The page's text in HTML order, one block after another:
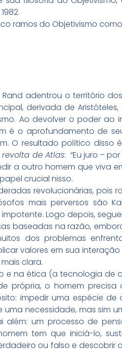
ramos do Objetivismo
adentrou o território
derivada de
Ao devolver o poder ao
é o aprofundamento de
O resultado político disso
revolta de Atlas: “Eu juro –
a outro homem que viva
crucial nisso.
revolucionárias,
mais perversos são
Logo depois,
baseadas na razão,
dos problemas
valores em sua
clara.
e na ética (a tecnologia de
própria, o homem
impedir uma espécie
necessidade, mas sim
além: um processo de
tem que iniciá-lo,
ou falso e descobrir